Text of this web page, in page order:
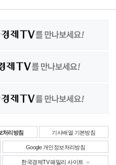
처리방침 기사배열 기본방침
Google 개인정보처리방침
한국경제TV 패밀리 사이트